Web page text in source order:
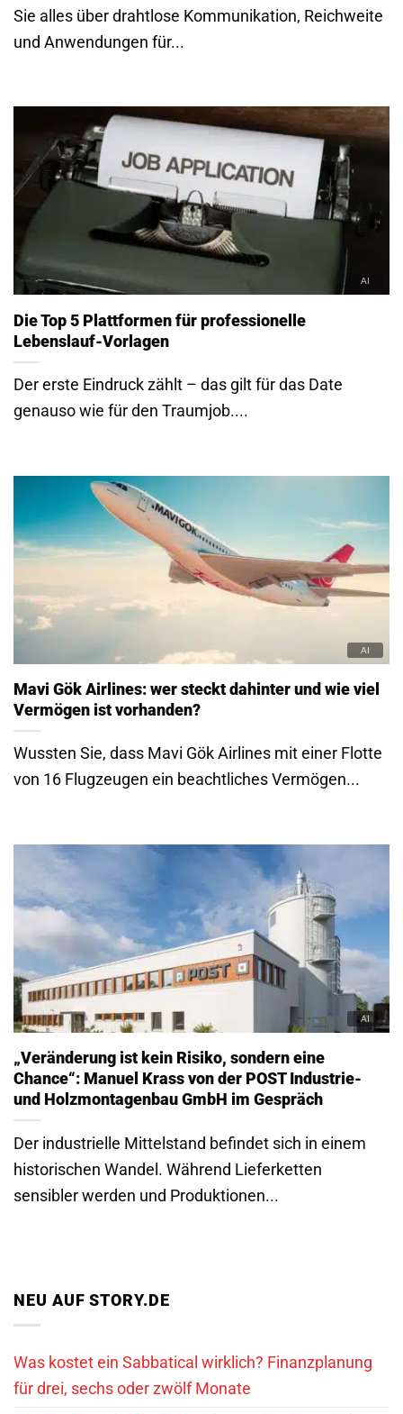
Sie alles über drahtlose Kommunikation, Reichweite
und Anwendungen für...
Die Top 5 Plattformen für professionelle
Lebenslauf-Vorlagen
Der erste Eindruck zählt – das gilt für das Date
genauso wie für den Traumjob....
Mavi Gök Airlines: wer steckt dahinter und wie viel
Vermögen ist vorhanden?
Wussten Sie, dass Mavi Gök Airlines mit einer Flotte
von 16 Flugzeugen ein beachtliches Vermögen...
„Veränderung ist kein Risiko, sondern eine
Chance“: Manuel Krass von der POST Industrie-
und Holzmontagenbau GmbH im Gespräch
Der industrielle Mittelstand befindet sich in einem
historischen Wandel. Während Lieferketten
sensibler werden und Produktionen...
NEU AUF STORY.DE
Was kostet ein Sabbatical wirklich? Finanzplanung
für drei, sechs oder zwölf Monate